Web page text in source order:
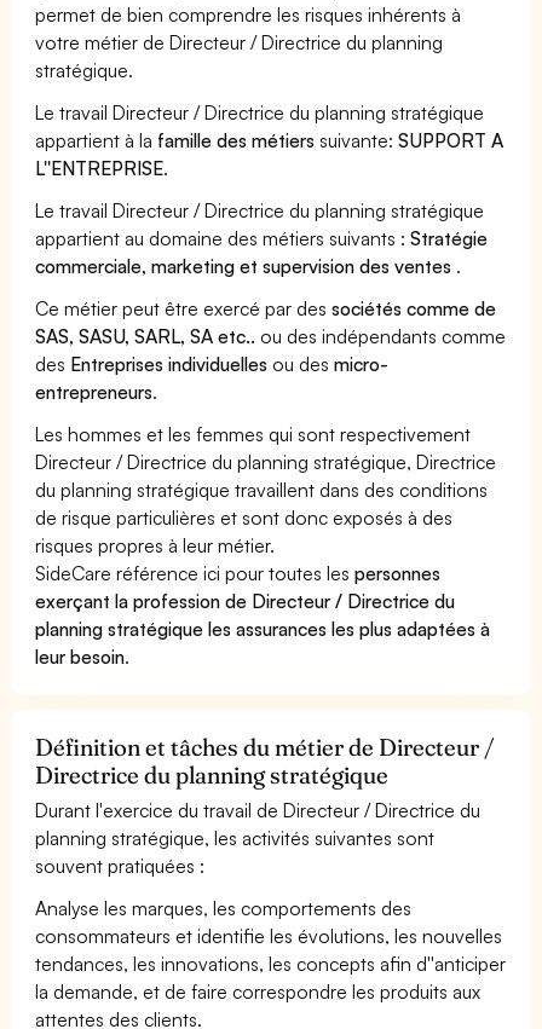
permet de bien comprendre les risques inhérents à
votre métier de Directeur / Directrice du planning
stratégique.
Le travail Directeur / Directrice du planning stratégique
appartient à la famille des métiers suivante:SUPPORT A
L''ENTREPRISE.
Le travail Directeur / Directrice du planning stratégique
appartient au domaine des métiers suivants :Stratégie
commerciale, marketing et supervision des ventes .
Ce métier peut être exercé par dessociétés comme de
SAS, SASU, SARL, SA etc.. ou des indépendants comme
des Entreprises individuelles ou desmicro-
entrepreneurs.
Les hommes et les femmes qui sont respectivement
Directeur / Directrice du planning stratégique, Directrice
du planning stratégique travaillent dans des conditions
de risque particulières et sont donc exposés à des
risques propres à leur métier.
SideCare référence ici pour toutes lespersonnes
exerçant la profession de Directeur / Directrice du
planning stratégique les assurances les plus adaptées à
leur besoin.
Définition et tâches du métier de Directeur /
Directrice du planning stratégique
Durant l'exercice du travail de Directeur / Directrice du
planning stratégique, les activités suivantes sont
souvent pratiquées :
Analyse les marques, les comportements des
consommateurs et identifie les évolutions, les nouvelles
tendances, les innovations, les concepts afin d''anticiper
la demande, et de faire correspondre les produits aux
attentes des clients.